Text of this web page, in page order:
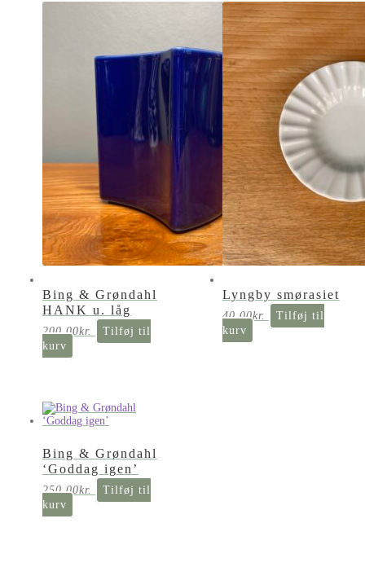
Bing & Grøndahl
HANK u. låg
200,00kr.
Tilføj til
kurv
Lyngby smørasiet
40,00kr.
Tilføj til
kurv
Bing & Grøndahl
‘Goddag igen’
250,00kr.
Tilføj til
kurv